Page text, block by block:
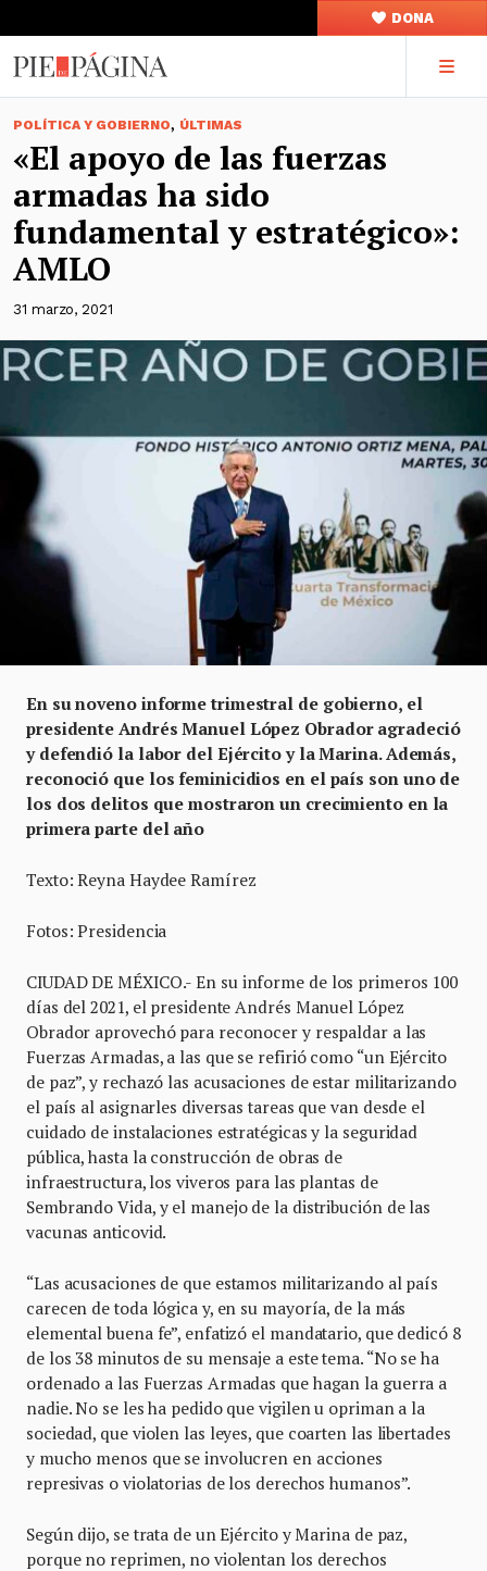
DONA
POLÍTICA Y GOBIERNO, ÚLTIMAS
«El apoyo de las fuerzas
armadas ha sido
fundamental y estratégico»:
AMLO
31 marzo, 2021
En su noveno informe trimestral de gobierno, el
presidente Andrés Manuel López Obrador agradeció
y defendió la labor del Ejército y la Marina. Además,
reconoció que los feminicidios en el país son uno de
los dos delitos que mostraron un crecimiento en la
primera parte del año
Texto: Reyna Haydee Ramírez
Fotos: Presidencia
CIUDAD DE MÉXICO.- En su informe de los primeros 100
días del 2021, el presidente Andrés Manuel López
Obrador aprovechó para reconocer y respaldar a las
Fuerzas Armadas, a las que se refirió como “un Ejército
de paz”, y rechazó las acusaciones de estar militarizando
el país al asignarles diversas tareas que van desde el
cuidado de instalaciones estratégicas y la seguridad
pública, hasta la construcción de obras de
infraestructura, los viveros para las plantas de
Sembrando Vida, y el manejo de la distribución de las
vacunas anticovid.
“Las acusaciones de que estamos militarizando al país
carecen de toda lógica y, en su mayoría, de la más
elemental buena fe”, enfatizó el mandatario, que dedicó 8
de los 38 minutos de su mensaje a este tema. “No se ha
ordenado a las Fuerzas Armadas que hagan la guerra a
nadie. No se les ha pedido que vigilen u opriman a la
sociedad, que violen las leyes, que coarten las libertades
y mucho menos que se involucren en acciones
represivas o violatorias de los derechos humanos”.
Según dijo, se trata de un Ejército y Marina de paz,
porque no reprimen, no violentan los derechos